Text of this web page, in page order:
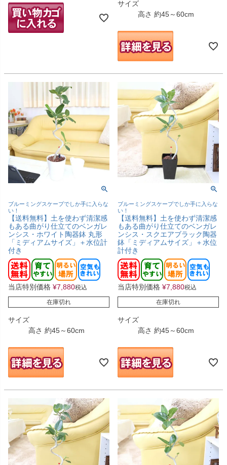
サイズ
高さ 約45～60cm
ブルーミングスケープでしか手に入らな
い！
【送料無料】土を使わず清潔感
もある曲がり仕立てのベンガレ
ンシス・ホワイト陶器鉢 丸形
「ミディアムサイズ」＋水位計
付き
当店特別価格 ¥7,880税込
在庫切れ
サイズ
高さ 約45～60cm
ブルーミングスケープでしか手に入らな
い！
【送料無料】土を使わず清潔感
もある曲がり仕立てのベンガレ
ンシス・スクエアブラック陶器
鉢「ミディアムサイズ」＋水位
計付き
当店特別価格 ¥7,880税込
在庫切れ
サイズ
高さ 約45～60cm